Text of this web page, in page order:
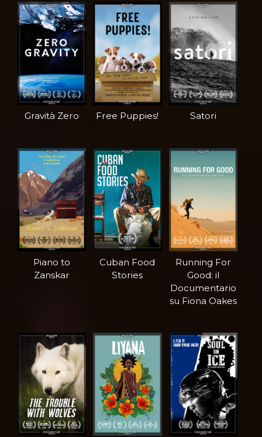
Gravità Zero Free Puppies! Satori
Piano to
Zanskar
Cuban Food
Stories
Running For
Good: il
Documentario
su Fiona Oakes